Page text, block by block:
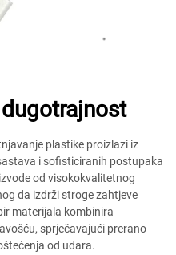
plastike proizlazi iz
i sofisticiranih postupaka
od visokokvalitetnog
da izdrži stroge zahtjeve
materijala kombinira
sprječavajući prerano
od udara.